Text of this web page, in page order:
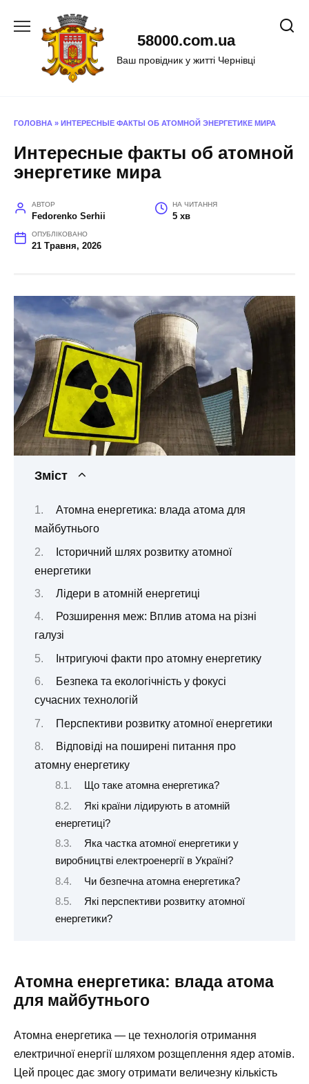
58000.com.ua
Ваш провідник у житті Чернівці
ГОЛОВНА » ИНТЕРЕСНЫЕ ФАКТЫ ОБ АТОМНОЙ ЭНЕРГЕТИКЕ МИРА
Интересные факты об атомной
энергетике мира
АВТОР
Fedorenko Serhii
НА ЧИТАННЯ
5 хв
ОПУБЛІКОВАНО
21 Травня, 2026
Зміст
Атомна енергетика: влада атома для
майбутнього
Історичний шлях розвитку атомної
енергетики
Лідери в атомній енергетиці
Розширення меж: Вплив атома на різні
галузі
Інтригуючі факти про атомну енергетику
Безпека та екологічність у фокусі
сучасних технологій
Перспективи розвитку атомної енергетики
Відповіді на поширені питання про
атомну енергетику
Що таке атомна енергетика?
Які країни лідирують в атомній
енергетиці?
Яка частка атомної енергетики у
виробництві електроенергії в Україні?
Чи безпечна атомна енергетика?
Які перспективи розвитку атомної
енергетики?
Атомна енергетика: влада атома
для майбутнього
Атомна енергетика — це технологія отримання
електричної енергії шляхом розщеплення ядер атомів.
Цей процес дає змогу отримати величезну кількість